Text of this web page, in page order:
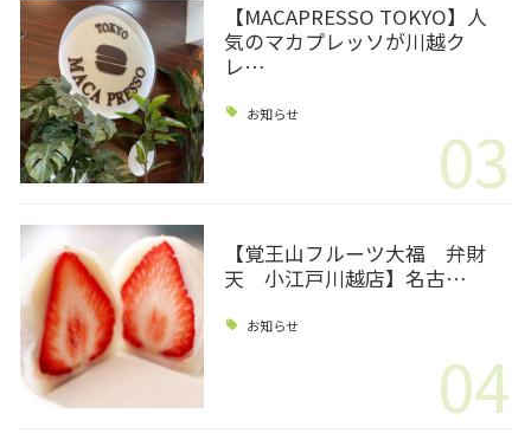
【MACAPRESSO TOKYO】人
気のマカプレッソが川越ク
レ…
お知らせ 03
【覚王山フルーツ大福 弁財
天 小江戸川越店】名古…
お知らせ
04